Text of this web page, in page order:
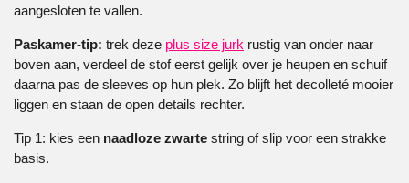
aangesloten te vallen.
Paskamer-tip: trek deze plus size jurk rustig van onder naar
boven aan, verdeel de stof eerst gelijk over je heupen en schuif
daarna pas de sleeves op hun plek. Zo blijft het decolleté mooier
liggen en staan de open details rechter.
Tip 1: kies een naadloze zwarte string of slip voor een strakke
basis.